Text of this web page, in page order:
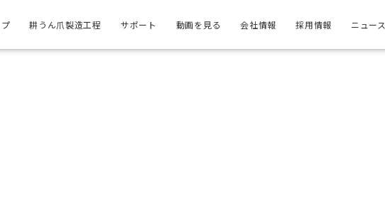
耕うん爪製造工程 サポート 動画を見る 会社情報 採用情報 ニュース